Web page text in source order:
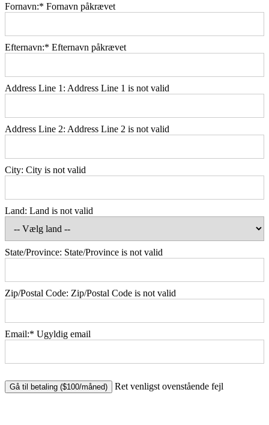
Fornavn:* Fornavn påkrævet
Efternavn:* Efternavn påkrævet
Address Line 1: Address Line 1 is not valid
Address Line 2: Address Line 2 is not valid
City: City is not valid
Land: Land is not valid
State/Province: State/Province is not valid
Zip/Postal Code: Zip/Postal Code is not valid
Email:* Ugyldig email
No val Ret venligst ovenstående fejl